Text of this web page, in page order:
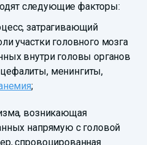
следующие факторы:
затрагивающий
участки головного мозга
внутри головы органов
менингиты,
;
возникающая
напрямую с головой
спровоцированная